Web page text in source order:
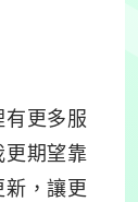
更多服
更期望靠
，讓更